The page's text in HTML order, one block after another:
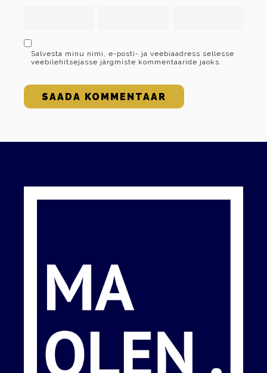
Salvesta minu nimi, e-posti- ja veebiaadress sellesse
veebilehitsejasse järgmiste kommentaaride jaoks.